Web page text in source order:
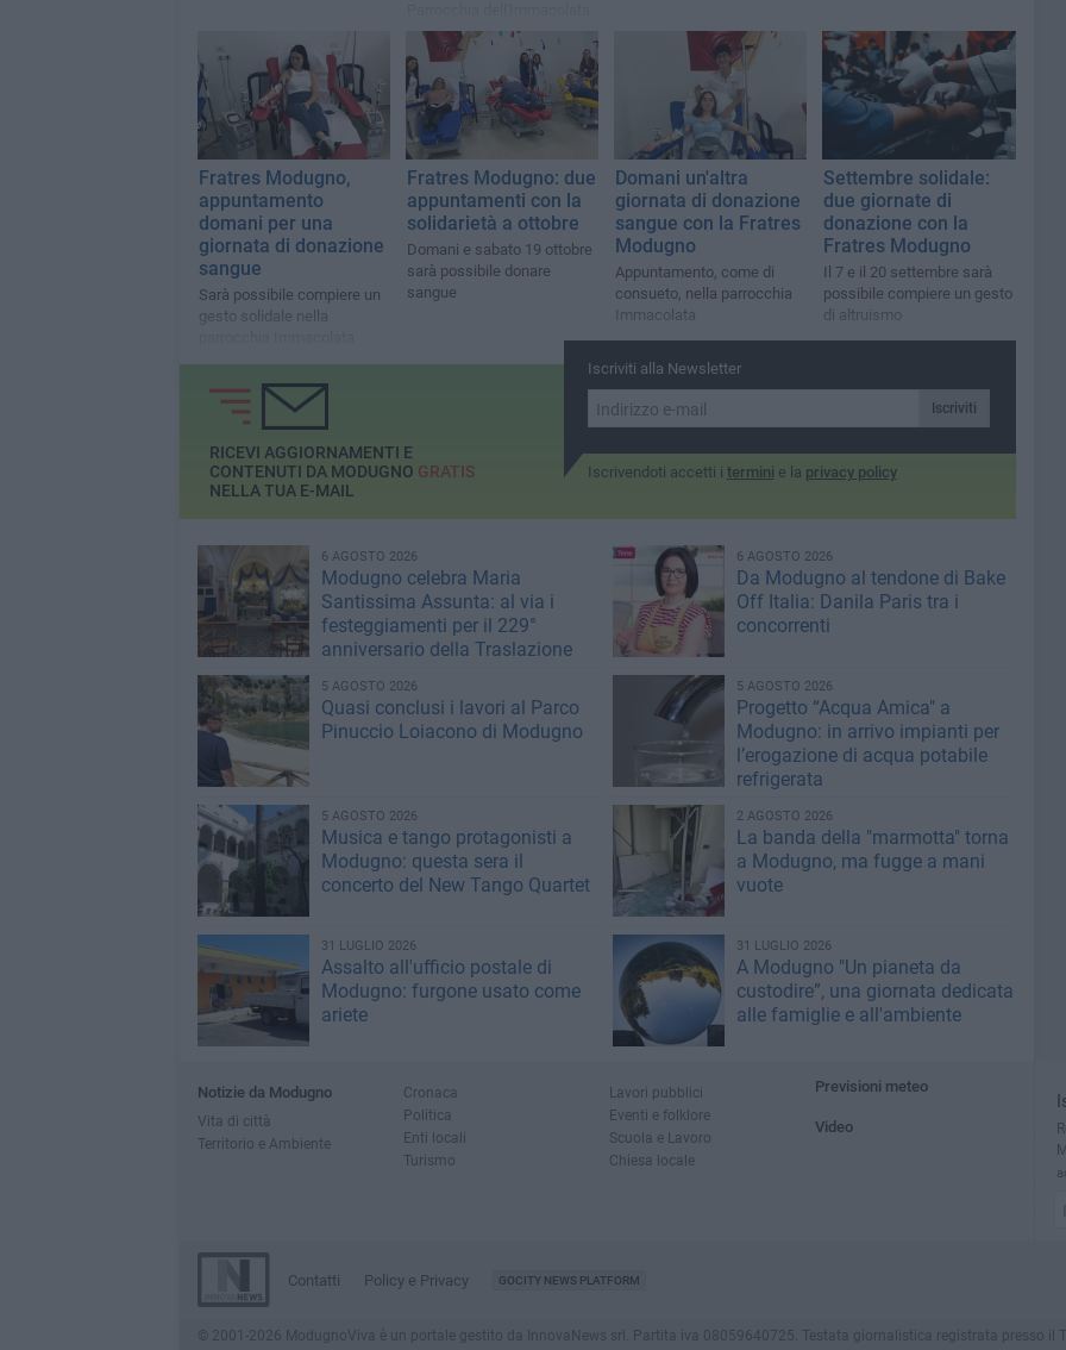
Viale della Repubblica
Fratres Modugno,
appuntamento
domani per una
giornata di donazione
sangue
Sarà possibile compiere un
gesto solidale nella
Fratres Modugno: due
appuntamenti con la
solidarietà a ottobre
Domani e sabato 19 ottobre
sarà possibile donare
sangue
Domani un'altra
giornata di donazione
sangue con la Fratres
Modugno
Appuntamento, come di
consueto, nella parrocchia
Immacolata
Settembre solidale:
due giornate di
donazione con la
Fratres Modugno
Il 7 e il 20 settembre sarà
possibile compiere un gesto
di altruismo
Iscriviti alla Newsletter
Iscriviti
Iscrivendoti accetti i termini e la privacy policy
RICEVI AGGIORNAMENTI E
CONTENUTI DA MODUGNO GRATIS
NELLA TUA E-MAIL
6 AGOSTO 2026
Modugno celebra Maria
Santissima Assunta: al via i
festeggiamenti per il 229°
anniversario della Traslazione
6 AGOSTO 2026
Da Modugno al tendone di Bake
Off Italia: Danila Paris tra i
concorrenti
5 AGOSTO 2026
Quasi conclusi i lavori al Parco
Pinuccio Loiacono di Modugno
5 AGOSTO 2026
Progetto “Acqua Amica" a
Modugno: in arrivo impianti per
l’erogazione di acqua potabile
refrigerata
5 AGOSTO 2026
Musica e tango protagonisti a
Modugno: questa sera il
concerto del New Tango Quartet
2 AGOSTO 2026
La banda della "marmotta" torna
a Modugno, ma fugge a mani
vuote
31 LUGLIO 2026
Assalto all'ufficio postale di
Modugno: furgone usato come
ariete
31 LUGLIO 2026
A Modugno "Un pianeta da
custodire”, una giornata dedicata
alle famiglie e all'ambiente
Notizie da Modugno
Vita di città
Territorio e Ambiente
Cronaca
Politica
Enti locali
Turismo
Lavori pubblici
Eventi e folklore
Scuola e Lavoro
Chiesa locale
Previsioni meteo
Video
Contatti Policy e Privacy GOCITY NEWS PLATFORM
© 2001-2026 ModugnoViva è un portale gestito da InnovaNews srl. Partita iva 08059640725. Testata giornalistica registrata presso il